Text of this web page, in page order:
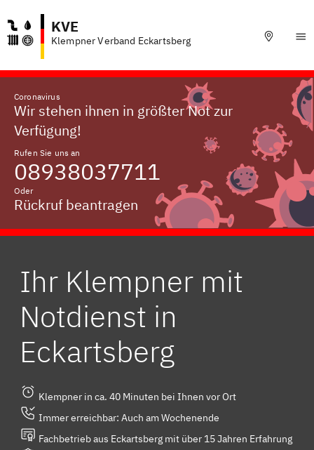
KVE
Klempner Verband Eckartsberg
Coronavirus
Wir stehen ihnen in größter Not zur
Verfügung!
Rufen Sie uns an
08938037711
Oder
Rückruf beantragen
Ihr Klempner mit
Notdienst in
Eckartsberg
Klempner in ca. 40 Minuten bei Ihnen vor Ort
Immer erreichbar: Auch am Wochenende
Fachbetrieb aus Eckartsberg mit über 15 Jahren Erfahrung